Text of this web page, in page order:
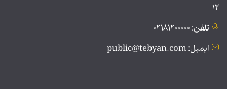
۱۲
تلفن: ۰۲۱۸۱۲۰۰۰۰۰
ایمیل: public@tebyan.com